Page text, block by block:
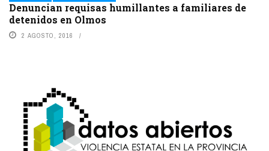
Denuncian requisas humillantes a familiares de
detenidos en Olmos
2 AGOSTO, 2016